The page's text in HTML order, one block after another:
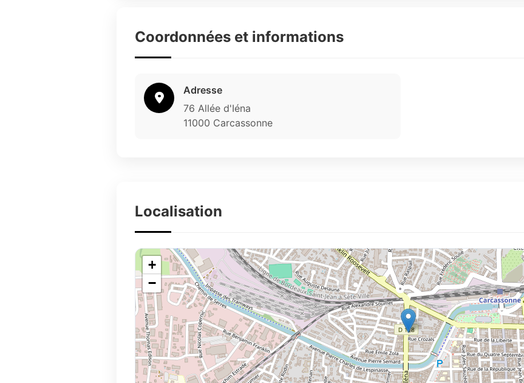
Coordonnées et informations
Adresse
76 Allée d'Iéna
11000 Carcassonne
Localisation
+
−